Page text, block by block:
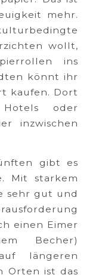
mehr.
wollt,
ins
könnt ihr
kaufen. Dort
oder
inzwischen
gibt es
Mit starkem
sehr gut und
einen Eimer
Becher)
längeren
Orten ist das